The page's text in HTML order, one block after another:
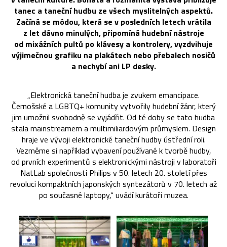
tanec a taneční hudbu ze všech myslitelných aspektů.
Začíná se módou, která se v posledních letech vrátila
z let dávno minulých, připomíná hudební nástroje
od mixážních pultů po klávesy a kontrolery, vyzdvihuje
výjimečnou grafiku na plakátech nebo přebalech nosičů
a nechybí ani LP desky.
„Elektronická taneční hudba je zvukem emancipace.
Černošské a LGBTQ+ komunity vytvořily hudební žánr, který
jim umožnil svobodně se vyjádřit. Od té doby se tato hudba
stala mainstreamem a multimiliardovým průmyslem. Design
hraje ve vývoji elektronické taneční hudby ústřední roli.
Vezměme si například vybavení používané k tvorbě hudby,
od prvních experimentů s elektronickými nástroji v laboratoři
NatLab společnosti Philips v 50. letech 20. století přes
revoluci kompaktních japonských syntezátorů v 70. letech až
po současné laptopy,“ uvádí kurátoři muzea.